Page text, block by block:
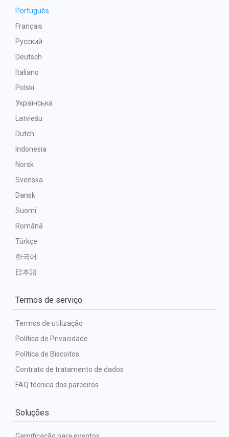
Português
Français
Русский
Deutsch
Italiano
Polski
Українська
Latviešu
Dutch
Indonesia
Norsk
Svenska
Dansk
Suomi
Română
Türkçe
한국어
日本語
Termos de serviço
Termos de utilização
Política de Privacidade
Política de Biscoitos
Contrato de tratamento de dados
FAQ técnica dos parceiros
Soluções